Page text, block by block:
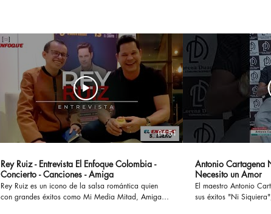
04:51
Rey Ruiz - Entrevista El Enfoque Colombia -
Concierto - Canciones - Amiga
Rey Ruiz es un icono de la salsa romántica quien
con grandes éxitos como Mi Media Mitad, Amiga,
Antonio Cartagena
Necesito un Amor
El maestro Antonio
sus éxitos "Ni Siquiera",